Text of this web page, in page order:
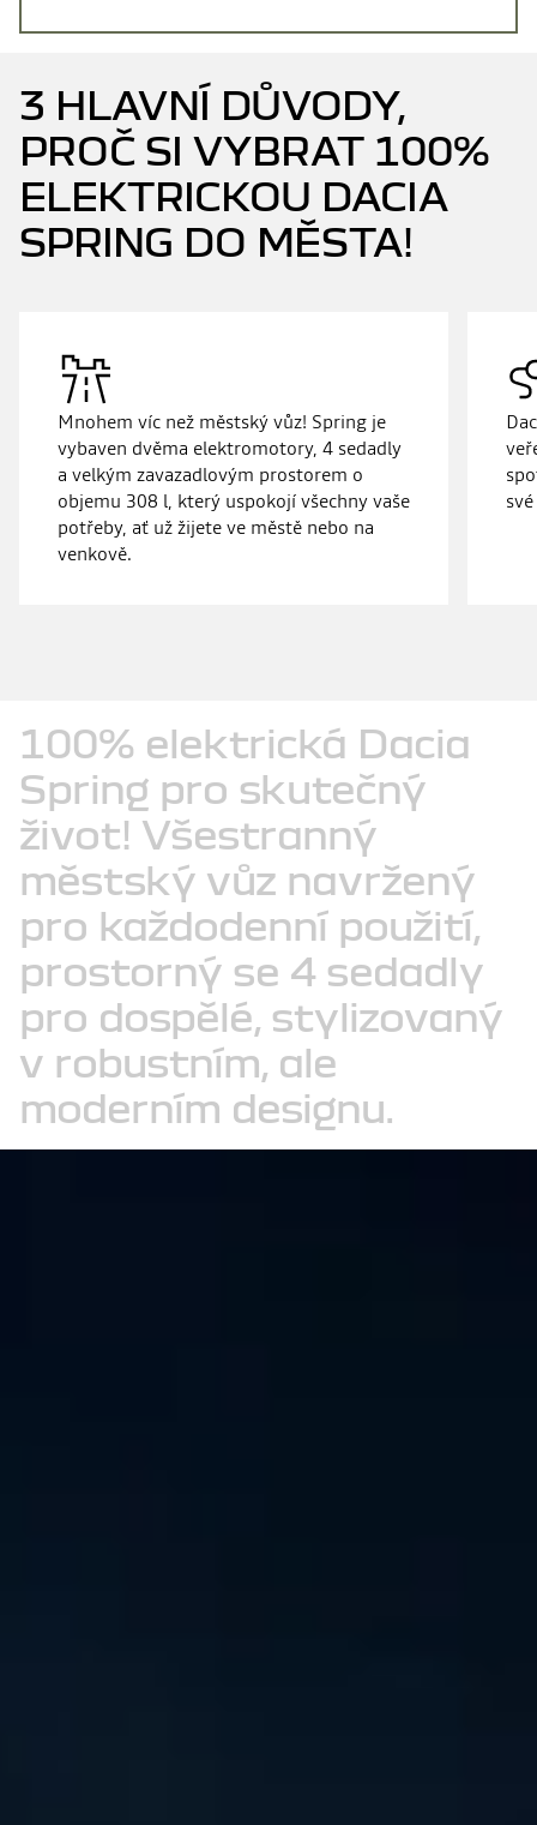
3 HLAVNÍ DŮVODY,
PROČ SI VYBRAT 100%
ELEKTRICKOU DACIA
SPRING DO MĚSTA!
Mnohem víc než městský vůz! Spring je
vybaven dvěma elektromotory, 4 sedadly
a velkým zavazadlovým prostorem o
objemu 308 l, který uspokojí všechny vaše
potřeby, ať už žijete ve městě nebo na
venkově.
100% elektrická Dacia
Spring pro skutečný
život! Všestranný
městský vůz navržený
pro každodenní použití,
prostorný se 4 sedadly
pro dospělé, stylizovaný
v robustním, ale
moderním designu.